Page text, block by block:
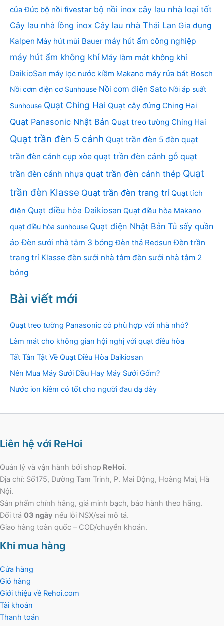
của Đức bộ nồi fivestar bộ nồi inox cây lau nhà loại tốt
Cây lau nhà lồng inox Cây lau nhà Thái Lan Gia dụng
Kalpen Máy hút mùi Bauer máy hút ẩm công nghiệp
máy hút ẩm không khí Máy làm mát không khí
DaikioSan máy lọc nước kiềm Makano máy rửa bát Bosch
Nồi cơm điện cơ Sunhouse Nồi cơm điện Sato Nồi áp suất
Sunhouse Quạt Ching Hai Quạt cây đứng Ching Hai
Quạt Panasonic Nhật Bản Quạt treo tường Ching Hai
Quạt trần đèn 5 cánh Quạt trần đèn 5 đèn quạt
trần đèn cánh cụp xòe quạt trần đèn cánh gỗ quạt
trần đèn cánh nhựa quạt trần đèn cánh thép Quạt
trần đèn Klasse Quạt trần đèn trang trí Quạt tích
điện Quạt điều hòa Daikiosan Quạt điều hòa Makano
quạt điều hòa sunhouse Quạt điện Nhật Bản Tủ sấy quần
áo Đèn sưởi nhà tắm 3 bóng Đèn thả Redsun Đèn trần
trang trí Klasse đèn sưởi nhà tắm đèn sưởi nhà tắm 2
bóng
Bài viết mới
Quạt treo tường Panasonic có phù hợp với nhà nhỏ?
Làm mát cho không gian hội nghị với quạt điều hòa
Tất Tần Tật Về Quạt Điều Hòa Daikiosan
Nên Mua Máy Sưởi Dầu Hay Máy Sưởi Gốm?
Nước ion kiềm có tốt cho người đau dạ dày
Liên hệ với ReHoi
Quản lý và vận hành bởi shop ReHoi.
Địa chỉ: Số175, Đường Tam Trinh, P. Mai Động, Hoàng Mai, Hà
Nội.
Sản phẩm chính hãng, giá minh bạch, bảo hành theo hãng.
Đổi trả 03 ngày nếu lỗi NSX/sai mô tả.
Giao hàng toàn quốc – COD/chuyển khoản.
Khi mua hàng
Cửa hàng
Giỏ hàng
Giới thiệu về Rehoi.com
Tài khoản
Thanh toán